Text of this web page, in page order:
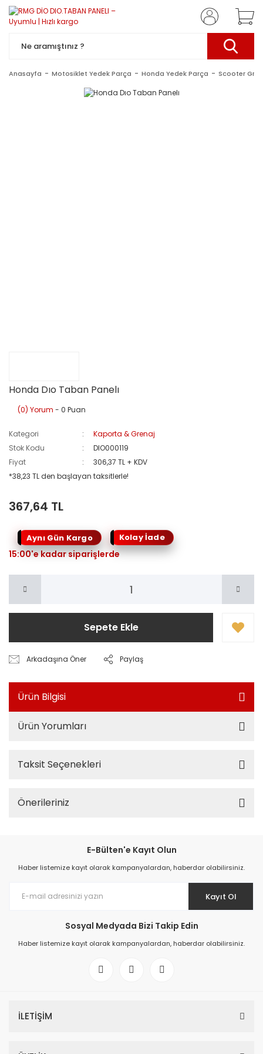
Anasayfa Motosiklet Yedek Parça Honda Yedek Parça Scooter
Honda Dıo Taban Panelı
(0) Yorum - 0 Puan
Kategori
Kaporta & Grenaj
Stok Kodu
DIO000119
Fiyat
306,37 TL + KDV
*38,23 TL den başlayan taksitlerle!
367,64 TL
Aynı Gün Kargo Kolay İade
15:00'e kadar siparişlerde
Sepete Ekle
Arkadaşına Öner Paylaş
Ürün Bilgisi
Ürün Yorumları
Taksit Seçenekleri
Önerileriniz
E-Bülten'e Kayıt Olun
Haber listemize kayıt olarak kampanyalardan, haberdar olabilirsiniz.
Kayıt Ol
Sosyal Medyada Bizi Takip Edin
Haber listemize kayıt olarak kampanyalardan, haberdar olabilirsiniz.
İLETİŞİM